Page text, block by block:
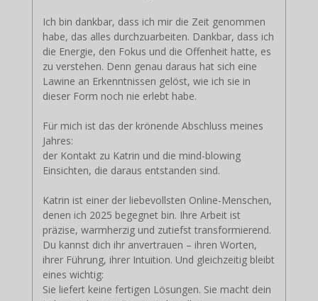
Ich bin dankbar, dass ich mir die Zeit genommen
habe, das alles durchzuarbeiten. Dankbar, dass ich
die Energie, den Fokus und die Offenheit hatte, es
zu verstehen. Denn genau daraus hat sich eine
Lawine an Erkenntnissen gelöst, wie ich sie in
dieser Form noch nie erlebt habe.
Für mich ist das der krönende Abschluss meines
Jahres:
der Kontakt zu Katrin und die mind-blowing
Einsichten, die daraus entstanden sind.
Katrin ist einer der liebevollsten Online-Menschen,
denen ich 2025 begegnet bin. Ihre Arbeit ist
präzise, warmherzig und zutiefst transformierend.
Du kannst dich ihr anvertrauen – ihren Worten,
ihrer Führung, ihrer Intuition. Und gleichzeitig bleibt
eines wichtig:
Sie liefert keine fertigen Lösungen. Sie macht dein